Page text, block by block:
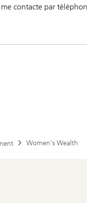
me contacte par
Women’s Wealth